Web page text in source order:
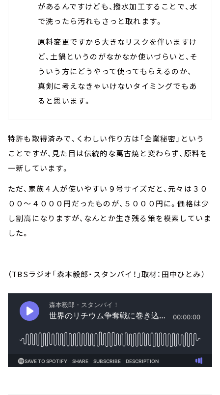
があるんですけども、撥水加工することで、水
で洗ったら汚れもさっと取れます。
原料変更ですから大きなリスクを伴いますけ
ど、土鍋というのがなかなか使いづらいと、そ
ういう方にどうやって使ってもらえるのか、
真剣に考えなきゃいけないタイミングでもあ
ると思います。
特許も取得済みで、くわしい作り方は「企業秘密」という
ことですが、見た目は伝統的な萬古焼と変わらず、原料を
一新しています。
ただ、家族４人が使いやすい９号サイズだと、元々は３０
００～４０００円だったものが、５０００円に。価格は少
し割高になりますが、なんとか生き残る策を模索していま
した。
（TBSラジオ「森本毅郎・スタンバイ！」取材：田中ひとみ）